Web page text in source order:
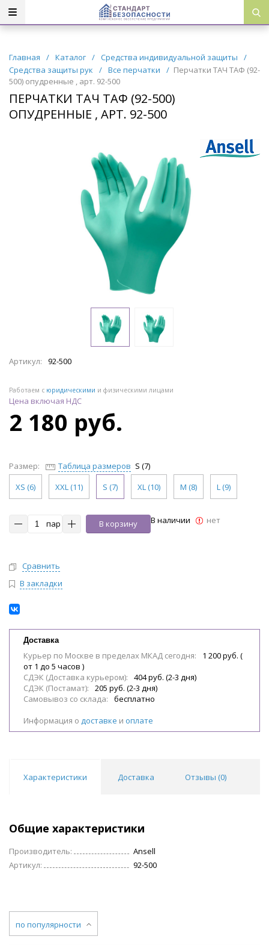
Главная / Каталог / Средства индивидуальной защиты
/
Средства защиты рук
/ Все перчатки / Перчатки ТАЧ ТАФ (92-
500) опудренные , арт. 92-500
ПЕРЧАТКИ ТАЧ ТАФ (92-500)
ОПУДРЕННЫЕ , АРТ. 92-500
Артикул: 92-500
Работаем с юридическими и физическими лицами
Цена включая НДС
2 180 руб.
Размер: Таблица размеров S (7)
XS (6)
XXL (11) S (7) XL (10) M (8) L (9)
пар В корзину В наличии нет
Сравнить
В закладки
Доставка
Курьер по Москве в пределах МКАД сегодня:
1 200 руб. (
от 1 до 5 часов )
СДЭК (Доставка курьером):
404 руб. (2-3 дня)
СДЭК (Постамат):
205 руб. (2-3 дня)
Самовывоз со склада:
бесплатно
Информация о доставке и оплате
Характеристики Доставка Отзывы (0)
Общие характеристики
Производитель:
Ansell
Артикул:
92-500
по популярности